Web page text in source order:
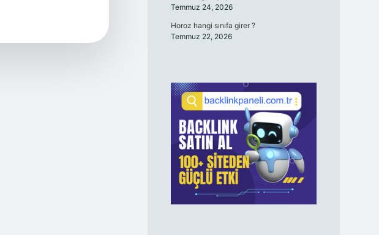
Temmuz 24, 2026
Horoz hangi sınıfa girer ?
Temmuz 22, 2026